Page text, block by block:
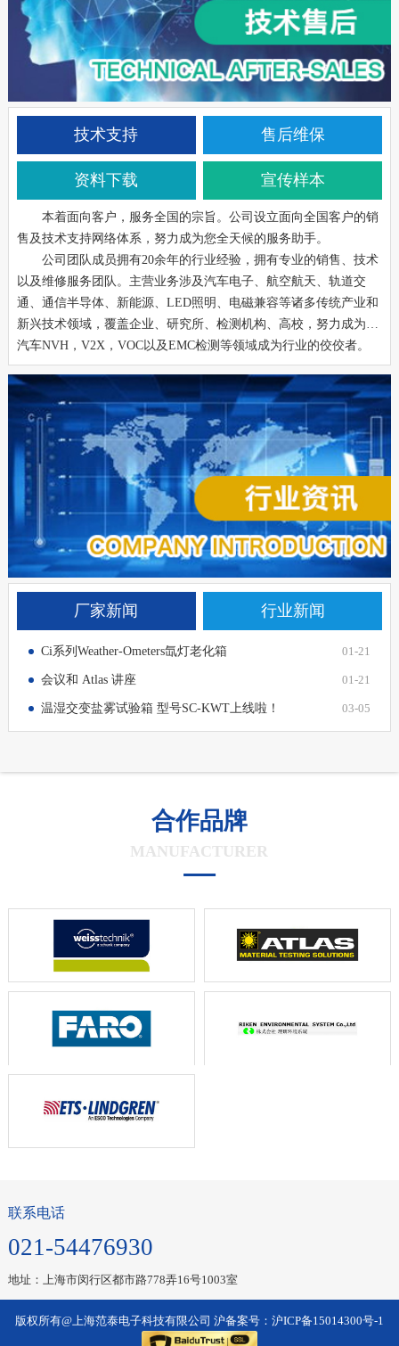
技术支持 售后维保
资料下载 宣传样本
本着面向客户，服务全国的宗旨。公司设立面向全国客户的销
售及技术支持网络体系，努力成为您全天候的服务助手。
公司团队成员拥有20余年的行业经验，拥有专业的销售、技术
以及维修服务团队。主营业务涉及汽车电子、航空航天、轨道交
通、通信半导体、新能源、LED照明、电磁兼容等诸多传统产业和
新兴技术领域，覆盖企业、研究所、检测机构、高校，努力成为在
汽车NVH，V2X，VOC以及EMC检测等领域成为行业的佼佼者。
厂家新闻 行业新闻
Ci系列Weather-Ometers氙灯老化箱 01-21
会议和 Atlas 讲座 01-21
温湿交变盐雾试验箱 型号SC-KWT上线啦！ 03-05
合作品牌
MANUFACTURER
联系电话
021-54476930
地址：上海市闵行区都市路778弄16号1003室
版权所有@上海范泰电子科技有限公司 沪备案号： 沪ICP备15014300号-1